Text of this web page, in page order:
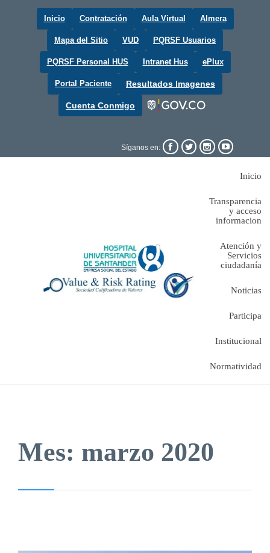
Inicio Contratación Aula Virtual Almera
Mapa del Sitio VUD PQRSF Usuarios
PQRSF Personal HUS Intranet Hus ePlux
Portal Paciente Resultados Imagenes
Cuenta Conmigo
Síganos en:    
Inicio
Transparencia
y acceso
informacion
Atención y
Servicios
ciudadanía
Noticias
Participa
Institucional
Normatividad
Mes: marzo 2020